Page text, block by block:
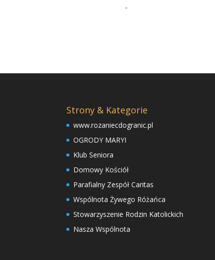
Strony & Kategorie
www.rozaniecdogranic.pl
OGRODY MARYI
Klub Seniora
Domowy Kościół
Parafialny Zespół Caritas
Wspólnota Żywego Różańca
Stowarzyszenie Rodzin Katolickich
Nasza Wspólnota